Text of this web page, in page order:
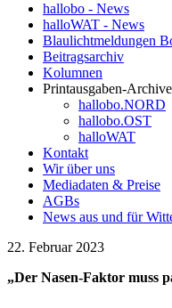
hallobo - News
halloWAT - News
Blaulichtmeldungen
Beitragsarchiv
Kolumnen
Printausgaben-
hallobo.NORD
hallobo.OST
halloWAT
Kontakt
Wir über uns
Mediadaten & Preise
AGBs
News aus und für
22. Februar 2023
„Der Nasen-Faktor muss